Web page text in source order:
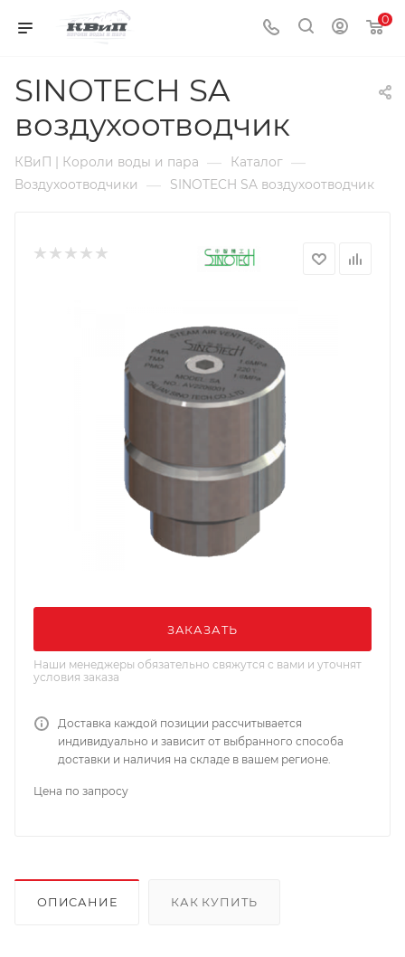
0
SINOTECH SA
воздухоотводчик
КВиП | Короли воды и пара — Каталог —
Воздухоотводчики — SINOTECH SA воздухоотводчик
ЗАКАЗАТЬ
Наши менеджеры обязательно свяжутся с вами и уточнят
условия заказа
Доставка каждой позиции рассчитывается
индивидуально и зависит от выбранного способа
доставки и наличия на складе в вашем регионе.
Цена по запросу
ОПИСАНИЕ КАК КУПИТЬ